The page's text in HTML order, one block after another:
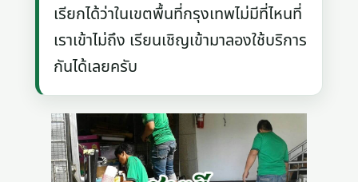
เรียกได้ว่าในเขตพื้นที่กรุงเทพไม่มีที่ไหนที่
เราเข้าไม่ถึง เรียนเชิญเข้ามาลองใช้บริการ
กันได้เลยครับ